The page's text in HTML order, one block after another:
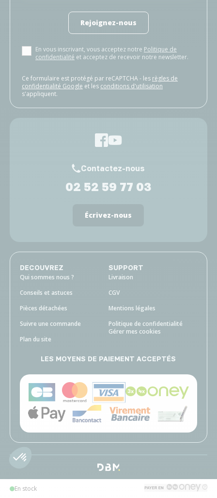
En stock
Rejoignez-nous
En vous inscrivant, vous acceptez notre Politique de
confidentialité et acceptez de recevoir notre newsletter.
Ce formulaire est protégé par reCAPTCHA - les règles de
confidentialité Google et les conditions d'utilisation
s'appliquent.
Contactez-nous
02 52 59 77 03
Écrivez-nous
DECOUVREZ
Qui sommes nous ?
Conseils et astuces
Pièces détachées
Suivre une commande
Plan du site
SUPPORT
Livraison
CGV
Mentions légales
Politique de confidentialité
Gérer mes cookies
LES MOYENS DE PAIEMENT ACCEPTÉS